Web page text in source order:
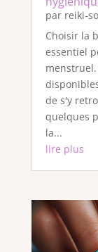
par reiki-
Choisir la
essentiel
de s'y
quelques
la...
lire plus